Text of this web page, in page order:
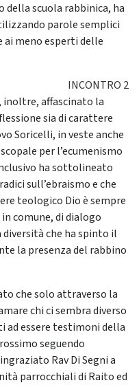
della scuola rabbinica, ha
parole semplici
ai meno esperti delle
inoltre, affascinato la
sia di carattere
Soricelli, in veste anche
per l’ecumenismo
ha sottolineato
sull’ebraismo e che
teologico Dio è sempre
comune, di dialogo
che ha spinto il
la presenza del rabbino
che solo attraverso la
chi ci sembra diverso
ad essere testimoni della
seguendo
Rav Di Segni a
parrocchiali di Raito ed